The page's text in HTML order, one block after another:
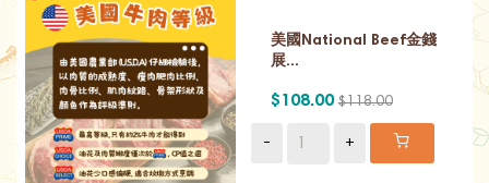
美國National Beef金錢
展...
$108.00 $118.00
- +